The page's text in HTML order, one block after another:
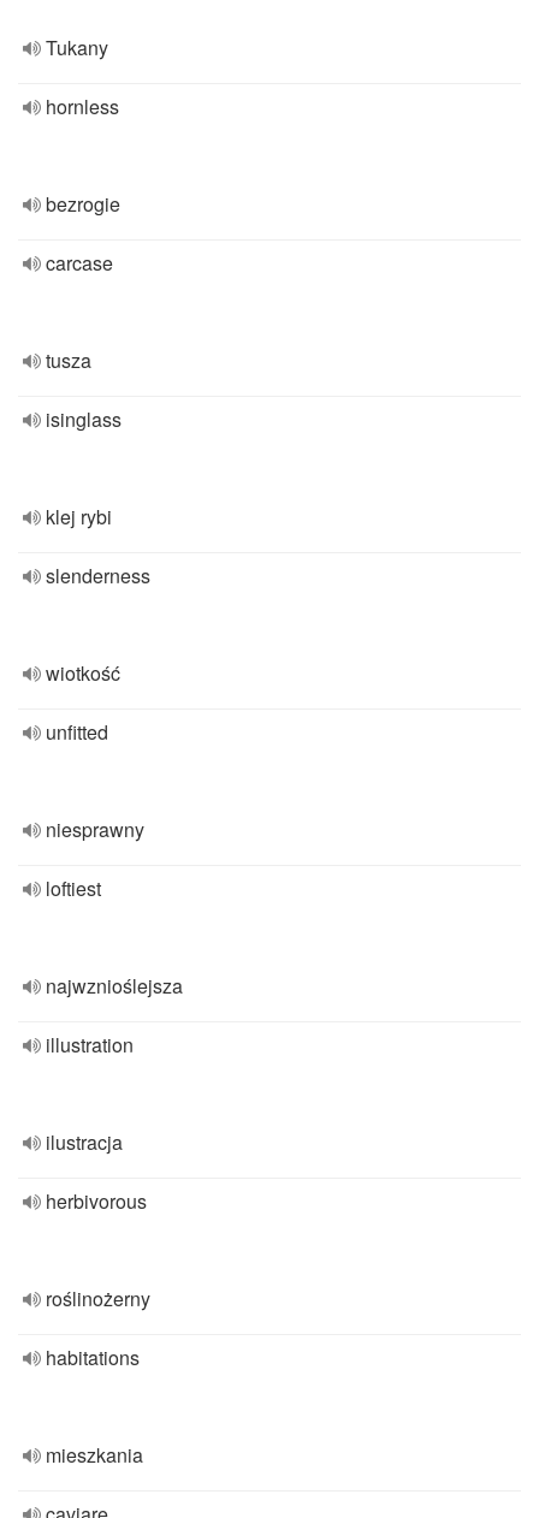
Tukany
hornless
bezrogie
carcase
tusza
isinglass
klej rybi
slenderness
wiotkość
unfitted
niesprawny
loftiest
najwznioślejsza
illustration
ilustracja
herbivorous
roślinożerny
habitations
mieszkania